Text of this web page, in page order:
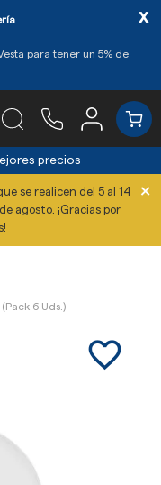
para tener un 5% de
x
precios
se realicen del 5 al 14
agosto. ¡Gracias por
×
6 Uds.)
favorite_border